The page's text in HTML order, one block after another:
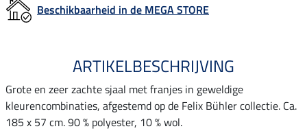
Beschikbaarheid in de MEGA STORE
ARTIKELBESCHRIJVING
Grote en zeer zachte sjaal met franjes in geweldige
kleurencombinaties, afgestemd op de Felix Bühler collectie. Ca.
185 x 57 cm. 90 % polyester, 10 % wol.